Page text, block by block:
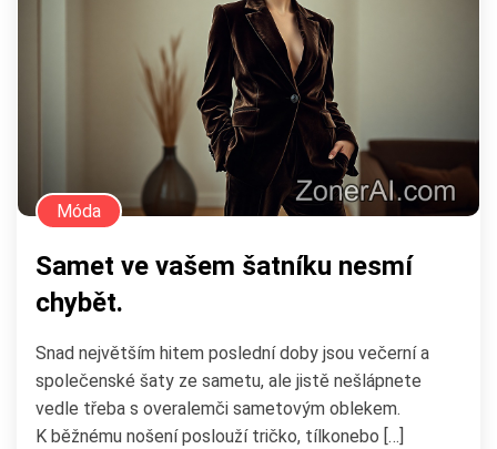
Móda
Samet ve vašem šatníku nesmí
chybět.
Snad největším hitem poslední doby jsou večerní a
společenské šaty ze sametu, ale jistě nešlápnete
vedle třeba s overalemči sametovým oblekem.
K běžnému nošení poslouží tričko, tílkonebo […]